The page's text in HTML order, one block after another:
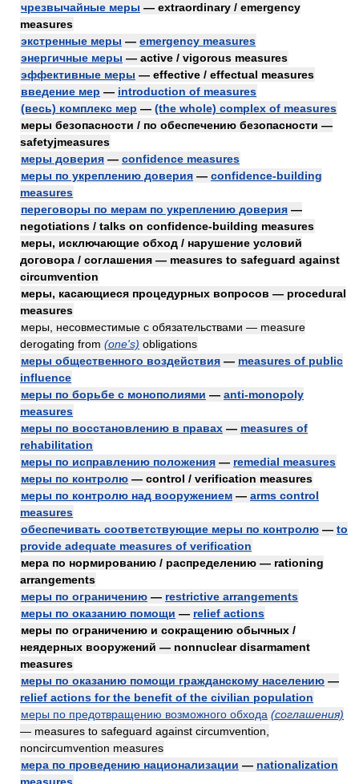
чрезвычайные меры — extraordinary / emergency
measures
экстренные меры — emergency measures
энергичные меры — active / vigorous measures
эффективные меры — effective / effectual measures
введение мер — introduction of measures
(весь) комплекс мер — (the whole) complex of measures
меры безопасности / по обеспечению безопасности —
safetyjmeasures
меры доверия — confidence measures
меры по укреплению доверия — confidence-building
measures
переговоры по мерам по укреплению доверия —
negotiations / talks on confidence-building measures
меры, исключающие обход / нарушение условий
договора / соглашения — measures to safeguard against
circumvention
меры, касающиеся процедурных вопросов — procedural
measures
меры, несовместимые с обязательствами — measure
derogating from (one's) obligations
меры общественного воздействия — measures of public
influence
меры по борьбе с монополиями — anti-monopoly
measures
меры по восстановлению в правах — measures of
rehabilitation
меры по исправлению положения — remedial measures
меры по контролю — control / verification measures
меры по контролю над вооружением — arms control
measures
обеспечивать соответствующие меры по контролю — to
provide adequate measures of verification
мера по нормированию / распределению — rationing
arrangements
меры по ограничению — restrictive arrangements
меры по оказанию помощи — relief actions
меры по ограничению и сокращению обычных /
неядерных вооружений — nonnuclear disarmament
measures
меры по оказанию помощи гражданскому населению —
relief actions for the benefit of the civilian population
меры по предотвращению возможного обхода (соглашения)
— measures to safeguard against circumvention,
noncircumvention measures
мера по проведению национализации — nationalization